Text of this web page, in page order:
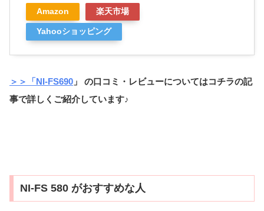
Amazon 楽天市場
Yahooショッピング
＞＞「NI-FS690 」 の口コミ・レビューについてはコチラの記
事で詳しくご紹介しています♪
NI-FS 580 がおすすめな人